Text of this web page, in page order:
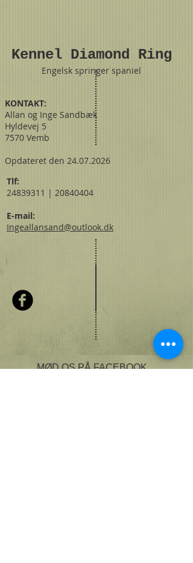
KennelDiamond Ring
Engelsk springer spaniel
KONTAKT:
Allan og Inge Sandbæk
Hyldevej 5
7570 Vemb
Opdateret den 24.07.2026
Tlf:
24839311 | 20840404
E-mail:
Ingeallansand@outlook.dk
MØD OS PÅ FACEBOOK